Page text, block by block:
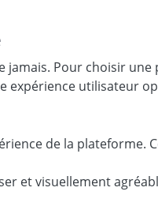
jamais. Pour choisir
expérience utilisateur
de la
et visuellement